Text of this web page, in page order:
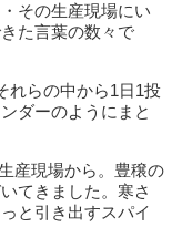
その生産現場にい
た言葉の数々で
れらの中から1日1投
ダーのようにまと
産現場から。豊穣の
てきました。寒さ
と引き出すスパイ